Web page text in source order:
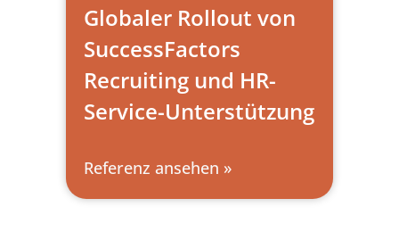
Globaler Rollout von
SuccessFactors
Recruiting und HR-
Service-Unterstützung
Referenz ansehen »